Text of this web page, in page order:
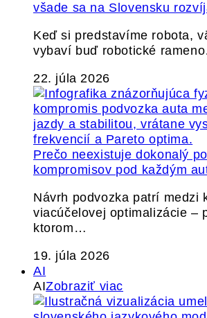
všade sa na Slovensku
Keď si predstavíme robota,
vybaví buď robotické
22. júla 2026
Prečo neexistuje dokonalý
kompromisov pod každým
Návrh podvozka patrí medzi
viacúčelovej optimalizácie –
ktorom…
19. júla 2026
AI
AIZobraziť viac